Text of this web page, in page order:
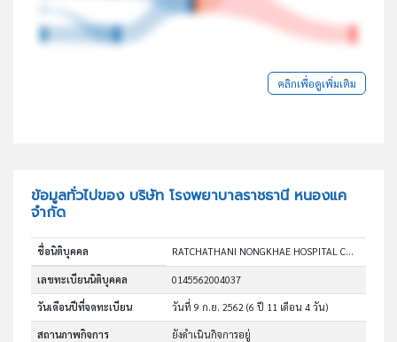
คลิกเพื่อดูเพิ่มเติม
ข้อมูลทั่วไปของ บริษัท โรงพยาบาลราชธานี หนองแค
จำกัด
ชื่อนิติบุคคล RATCHATHANI NONGKHAE HOSPITAL CO., LTD.
เลขทะเบียนนิติบุคคล 0145562004037
วันเดือนปีที่จดทะเบียน วันที่ 9 ก.ย. 2562(6 ปี 11 เดือน 4 วัน)
สถานภาพกิจการ ยังดำเนินกิจการอยู่